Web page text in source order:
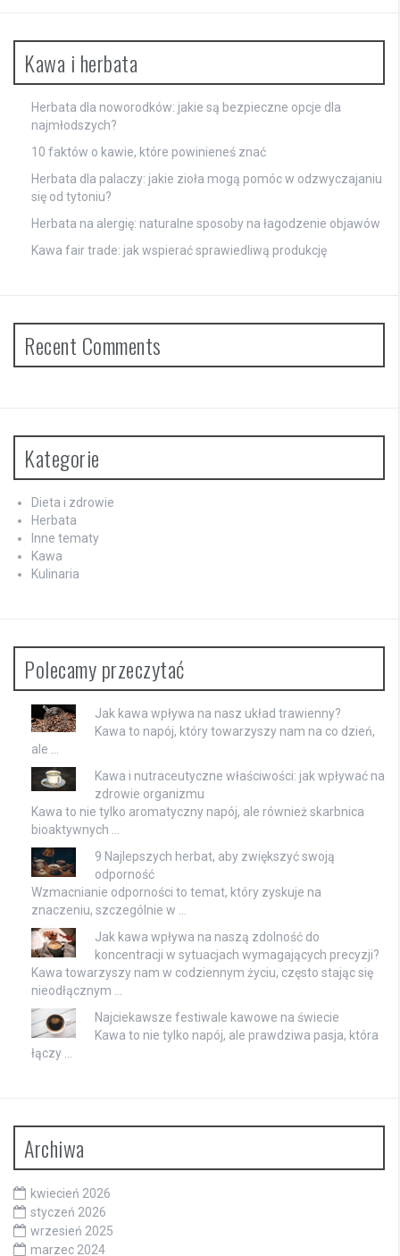
Kawa i herbata
Herbata dla noworodków: jakie są bezpieczne opcje dla
najmłodszych?
10 faktów o kawie, które powinieneś znać
Herbata dla palaczy: jakie zioła mogą pomóc w odzwyczajaniu
się od tytoniu?
Herbata na alergię: naturalne sposoby na łagodzenie objawów
Kawa fair trade: jak wspierać sprawiedliwą produkcję
Recent Comments
Kategorie
Dieta i zdrowie
Herbata
Inne tematy
Kawa
Kulinaria
Polecamy przeczytać
Jak kawa wpływa na nasz układ trawienny?
Kawa to napój, który towarzyszy nam na co dzień,
ale …
Kawa i nutraceutyczne właściwości: jak wpływać na
zdrowie organizmu
Kawa to nie tylko aromatyczny napój, ale również skarbnica
bioaktywnych …
9 Najlepszych herbat, aby zwiększyć swoją
odporność
Wzmacnianie odporności to temat, który zyskuje na
znaczeniu, szczególnie w …
Jak kawa wpływa na naszą zdolność do
koncentracji w sytuacjach wymagających precyzji?
Kawa towarzyszy nam w codziennym życiu, często stając się
nieodłącznym …
Najciekawsze festiwale kawowe na świecie
Kawa to nie tylko napój, ale prawdziwa pasja, która
łączy …
Archiwa
kwiecień 2026
styczeń 2026
wrzesień 2025
marzec 2024